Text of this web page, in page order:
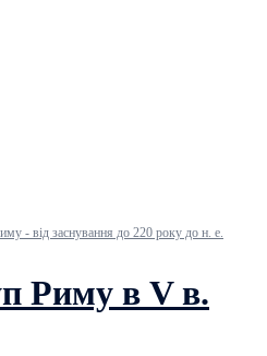
- від заснування до 220 року до н. е.
Риму в V в.